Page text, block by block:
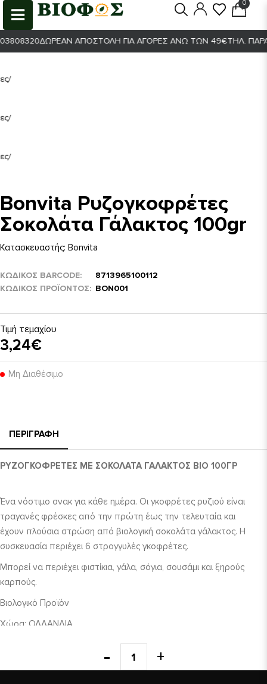
0
ΔΩΡΕΆΝ ΑΠΟΣΤΟΛΉ ΓΙΑ ΑΓΟΡΈΣ ΆΝΩ ΤΩΝ 49€ΤΗΛ.
Bonvita Ρυζογκοφρέτες
Σοκολάτα Γάλακτος 100gr
Κατασκευαστής: Bonvita
ΚΩΔΙΚΟΣ BARCODE
8713965100112
ΚΩΔΙΚΌΣ ΠΡΟΪΌΝΤΟΣ
ΒΟΝ001
Τιμή τεμαχίου
3,24€
Μη Διαθέσιμο
ΠΕΡΙΓΡΑΦΉ
ΡΥΖΟΓΚΟΦΡΕΤΕΣ ΜΕ ΣΟΚΟΛΑΤΑ ΓΑΛΑΚΤΟΣ ΒΙΟ 100ΓΡ
Ένα νόστιμο σνακ για κάθε ημέρα. Οι γκοφρέτες ρυζιού είναι
τραγανές φρέσκες από την πρώτη έως την τελευταία και
έχουν πλούσια στρώση από βιολογική σοκολάτα γάλακτος. Η
συσκευασία περιέχει 6 στρογγυλές γκοφρέτες.
Μπορεί να περιέχει φιστίκια, γάλα, σόγια, σουσάμι και ξηρούς
καρπούς.
Βιολογικό Προϊόν
Χώρα: ΟΛΛΑΝΔΙΑ
Συστατικά: 50% σοκολάτα γάλακτος | ρυζιού* ( ακατέργαστη
ζάχαρη*, βούτυρο κακάο*, σιρόπι ρυζιού σε σκόνη* ,